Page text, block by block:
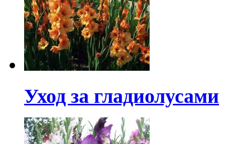
Уход за гладиолусами